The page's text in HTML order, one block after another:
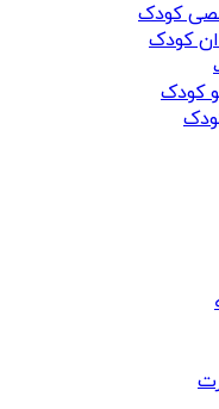
کودک
کودک
کودک